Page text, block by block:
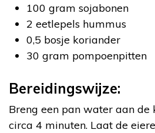
100 gram sojabonen
2 eetlepels hummus
0,5 bosje koriander
30 gram pompoenpitten
Bereidingswijze:
Breng een pan water aan de
circa 4 minuten. Laat de